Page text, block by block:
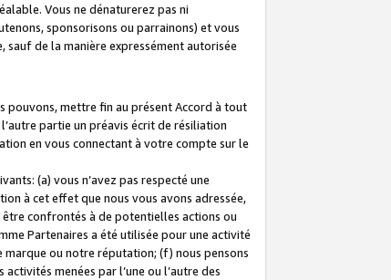
Vous ne dénaturerez pas ni
sponsorisons ou parrainons) et vous
de la manière expressément autorisée
pouvons, mettre fin au présent Accord à tout
partie un préavis écrit de résiliation
en vous connectant à votre compte sur le
(a) vous n’avez pas respecté une
à cet effet que nous vous avons adressée,
confrontés à de potentielles actions ou
Partenaires a été utilisée pour une activité
ou notre réputation; (f) nous pensons
menées par l’une ou l’autre des